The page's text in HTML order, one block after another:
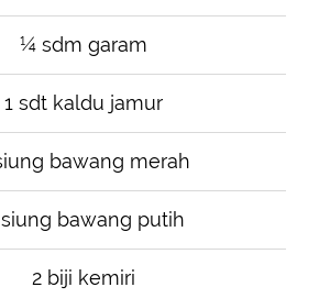
¼ sdm garam
1 sdt kaldu jamur
bawang merah
bawang putih
2 biji kemiri